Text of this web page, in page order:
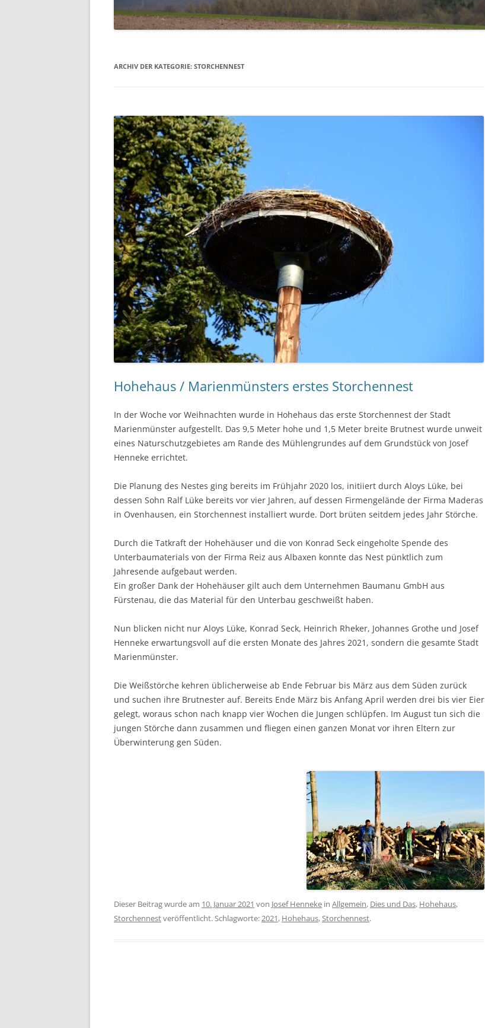
1961 – 1970
STERNSINGER / HEILIGE DREI
KÖNIGE
EHRENMAL
SCHULE
UNSER DORF HAT ZUKUNFT
LUFTBILDER
ARCHIV DER KATEGORIE: STORCHENNEST
Hohehaus / Marienmünsters erstes Storchennest
In der Woche vor Weihnachten wurde in Hohehaus das erste Storchennest der Stadt
Marienmünster aufgestellt. Das 9,5 Meter hohe und 1,5 Meter breite Brutnest wurde unweit
eines Naturschutzgebietes am Rande des Mühlengrundes auf dem Grundstück von Josef
Henneke errichtet.
Die Planung des Nestes ging bereits im Frühjahr 2020 los, initiiert durch Aloys Lüke, bei
dessen Sohn Ralf Lüke bereits vor vier Jahren, auf dessen Firmengelände der Firma Maderas
in Ovenhausen, ein Storchennest installiert wurde. Dort brüten seitdem jedes Jahr Störche.
Durch die Tatkraft der Hohehäuser und die von Konrad Seck eingeholte Spende des
Unterbaumaterials von der Firma Reiz aus Albaxen konnte das Nest pünktlich zum
Jahresende aufgebaut werden.
Ein großer Dank der Hohehäuser gilt auch dem Unternehmen Baumanu GmbH aus
Fürstenau, die das Material für den Unterbau geschweißt haben.
Nun blicken nicht nur Aloys Lüke, Konrad Seck, Heinrich Rheker, Johannes Grothe und Josef
Henneke erwartungsvoll auf die ersten Monate des Jahres 2021, sondern die gesamte Stadt
Marienmünster.
Die Weißstörche kehren üblicherweise ab Ende Februar bis März aus dem Süden zurück
und suchen ihre Brutnester auf. Bereits Ende März bis Anfang April werden drei bis vier Eier
gelegt, woraus schon nach knapp vier Wochen die Jungen schlüpfen. Im August tun sich die
jungen Störche dann zusammen und fliegen einen ganzen Monat vor ihren Eltern zur
Überwinterung gen Süden.
Dieser Beitrag wurde am 10. Januar 2021 von Josef Henneke in Allgemein, Dies und Das, Hohehaus,
Storchennestveröffentlicht. Schlagworte:2021, Hohehaus,Storchennest.